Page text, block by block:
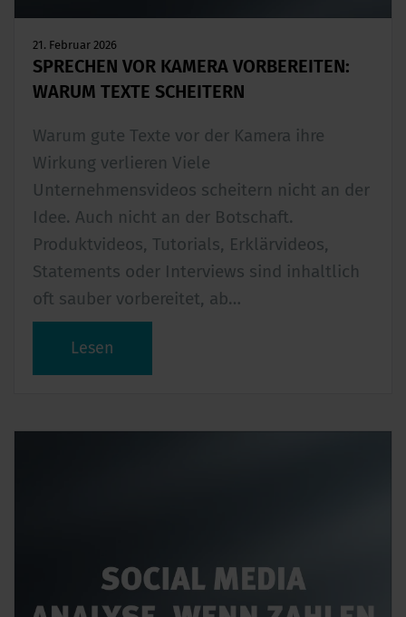
21. Februar 2026
SPRECHEN VOR KAMERA VORBEREITEN:
WARUM TEXTE SCHEITERN
Warum gute Texte vor der Kamera ihre
Wirkung verlieren Viele
Unternehmensvideos scheitern nicht an der
Idee. Auch nicht an der Botschaft.
Produktvideos, Tutorials, Erklärvideos,
Statements oder Interviews sind inhaltlich
oft sauber vorbereitet, ab…
Lesen